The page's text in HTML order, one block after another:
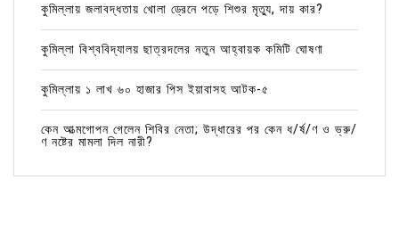
কুমিল্লায় জলাবদ্ধতায় খোলা ড্রেনে পড়ে শিশুর মৃত্যু, দায় কার?
কুমিল্লা বিশ্ববিদ্যালয় ছাত্রদলের নতুন আহ্বায়ক কমিটি ঘোষণা
কুমিল্লায় ১ লাখ ৬০ হাজার পিস ইয়াবাসহ আটক-৫
কেন আত্মগোপন গেলেন শিবির নেতা; উদ্ধারের পর কেন ধ/র্ষ/ণ ও ভ্রু/
ণ নষ্টের মামলা দিল নারী?